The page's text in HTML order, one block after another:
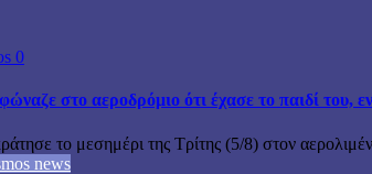
0
στο αεροδρόμιο ότι έχασε το παιδί του,
το μεσημέρι της Τρίτης (5/8) στον
news